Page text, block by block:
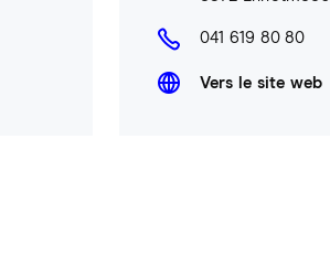
041 619 80 80
Vers le site web